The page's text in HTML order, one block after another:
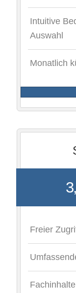
Intuitive
Auswahl
Monatlich
Freier